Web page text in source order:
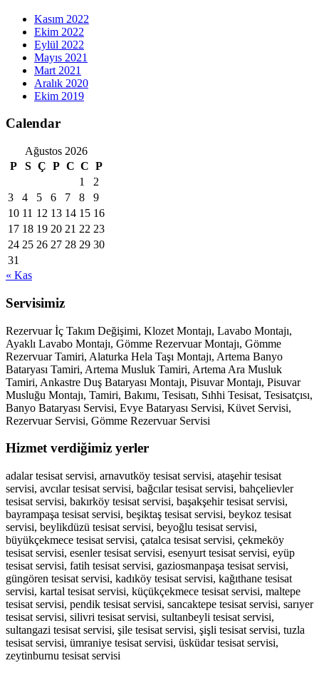
Kasım 2022
Ekim 2022
Eylül 2022
Mayıs 2021
Mart 2021
Aralık 2020
Ekim 2019
Calendar
Ağustos 2026
P
S Ç P C C P
1
2
3
4 5 6 7 8
9
10 11 12 13 14 15 16
17 18 19 20 21 22 23
24 25 26 27 28 29 30
31
« Kas
Servisimiz
Rezervuar İç Takım Değişimi, Klozet Montajı, Lavabo Montajı,
Ayaklı Lavabo Montajı, Gömme Rezervuar Montajı, Gömme
Rezervuar Tamiri, Alaturka Hela Taşı Montajı, Artema Banyo
Bataryası Tamiri, Artema Musluk Tamiri, Artema Ara Musluk
Tamiri, Ankastre Duş Bataryası Montajı, Pisuvar Montajı, Pisuvar
Musluğu Montajı, Tamiri, Bakımı, Tesisatı, Sıhhi Tesisat, Tesisatçısı,
Banyo Bataryası Servisi, Evye Bataryası Servisi, Küvet Servisi,
Rezervuar Servisi, Gömme Rezervuar Servisi
Hizmet verdiğimiz yerler
adalar tesisat servisi, arnavutköy tesisat servisi, ataşehir tesisat
servisi, avcılar tesisat servisi, bağcılar tesisat servisi, bahçelievler
tesisat servisi, bakırköy tesisat servisi, başakşehir tesisat servisi,
bayrampaşa tesisat servisi, beşiktaş tesisat servisi, beykoz tesisat
servisi, beylikdüzü tesisat servisi, beyoğlu tesisat servisi,
büyükçekmece tesisat servisi, çatalca tesisat servisi, çekmeköy
tesisat servisi, esenler tesisat servisi, esenyurt tesisat servisi, eyüp
tesisat servisi, fatih tesisat servisi, gaziosmanpaşa tesisat servisi,
güngören tesisat servisi, kadıköy tesisat servisi, kağıthane tesisat
servisi, kartal tesisat servisi, küçükçekmece tesisat servisi, maltepe
tesisat servisi, pendik tesisat servisi, sancaktepe tesisat servisi, sarıyer
tesisat servisi, silivri tesisat servisi, sultanbeyli tesisat servisi,
sultangazi tesisat servisi, şile tesisat servisi, şişli tesisat servisi, tuzla
tesisat servisi, ümraniye tesisat servisi, üsküdar tesisat servisi,
zeytinburnu tesisat servisi